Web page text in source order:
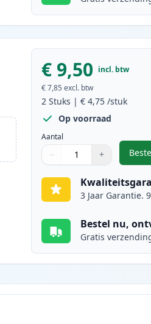
€ 9,50 incl. btw
€ 7,85 excl. btw
2 Stuks |€ 4,75 /stuk
Op voorraad
Aantal
Aantal
Gebruik de knoppen om
− +
Aantal 1 ,
3 Jaar Garantie.
Bestel nu,
Gratis